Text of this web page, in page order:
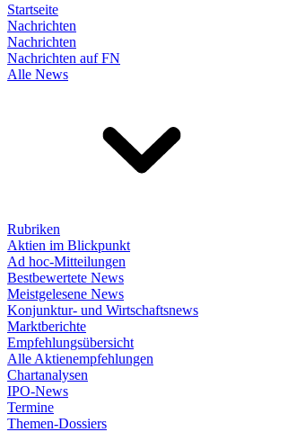
Startseite
Nachrichten
Nachrichten
Nachrichten auf FN
Alle News
Rubriken
Aktien im Blickpunkt
Ad hoc-Mitteilungen
Bestbewertete News
Meistgelesene News
Konjunktur- und Wirtschaftsnews
Marktberichte
Empfehlungsübersicht
Alle Aktienempfehlungen
Chartanalysen
IPO-News
Termine
Themen-Dossiers